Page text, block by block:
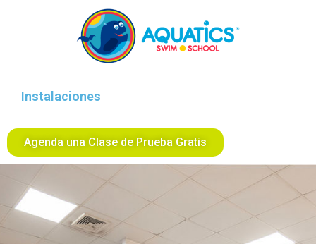
Instalaciones
Agenda una Clase de Prueba Gratis